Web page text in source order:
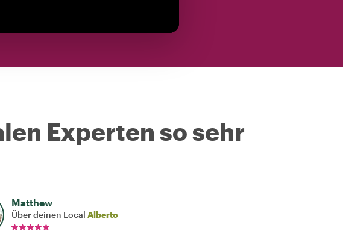
Experten so sehr
Matthew
Über deinen Local Alberto